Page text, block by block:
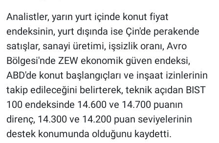
Analistler, yarın yurt içinde konut fiyat
endeksinin, yurt dışında ise Çin'de perakende
satışlar, sanayi üretimi, işsizlik oranı, Avro
Bölgesi'nde ZEW ekonomik güven endeksi,
ABD'de konut başlangıçları ve inşaat izinlerinin
takip edileceğini belirterek, teknik açıdan BIST
100 endeksinde 14.600 ve 14.700 puanın
direnç, 14.300 ve 14.200 puan seviyelerinin
destek konumunda olduğunu kaydetti.